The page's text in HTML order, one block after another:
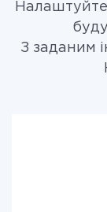
З заданим